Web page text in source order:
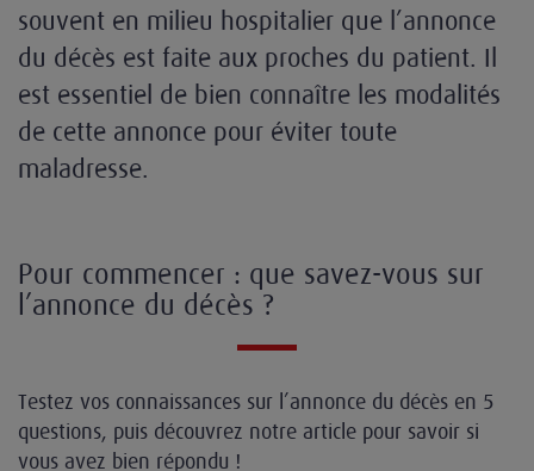
souvent en milieu hospitalier que l’annonce
du décès est faite aux proches du patient. Il
est essentiel de bien connaître les modalités
de cette annonce pour éviter toute
maladresse.
Pour commencer : que savez-vous sur
l’annonce du décès ?
Testez vos connaissances sur l’annonce du décès en 5
questions, puis découvrez notre article pour savoir si
vous avez bien répondu !